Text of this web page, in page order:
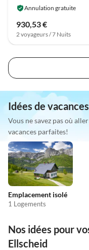
Annulation gratuite
930,53 €
2 voyageurs / 7 Nuits
Idées de vacances
Vous ne savez pas où
vacances parfaites!
Emplacement isolé
1 Logements
Nos idées pour
Ellscheid